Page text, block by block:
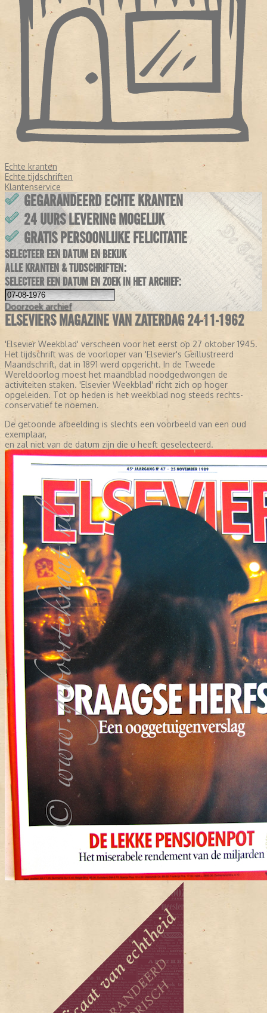
Echte kranten
Echte tijdschriften
Klantenservice
GEGARANDEERD ECHTE KRANTEN
24 UURS LEVERING MOGELIJK
GRATIS PERSOONLIJKE FELICITATIE
SELECTEER EEN DATUM EN BEKIJK
ALLE KRANTEN & TIJDSCHRIFTEN:
SELECTEER EEN DATUM EN ZOEK IN HET ARCHIEF:
Doorzoek archief
ELSEVIERS MAGAZINE VAN ZATERDAG 24-11-1962
'Elsevier Weekblad' verscheen voor het eerst op 27 oktober 1945.
Het tijdschrift was de voorloper van 'Elsevier's Geïllustreerd
Maandschrift, dat in 1891 werd opgericht. In de Tweede
Wereldoorlog moest het maandblad noodgedwongen de
activiteiten staken. 'Elsevier Weekblad' richt zich op hoger
opgeleiden. Tot op heden is het weekblad nog steeds rechts-
conservatief te noemen.
De getoonde afbeelding is slechts een voorbeeld van een oud
exemplaar,
en zal niet van de datum zijn die u heeft geselecteerd.